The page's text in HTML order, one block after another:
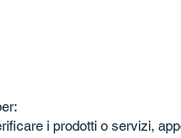
i prodotti o servizi,